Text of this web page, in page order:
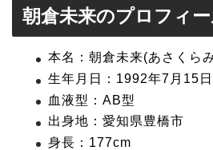
朝倉未来のプロフィ
本名：朝倉未来(あさくら
生年月日：1992年7月15
血液型：AB型
出身地：愛知県豊橋市
身長：177cm